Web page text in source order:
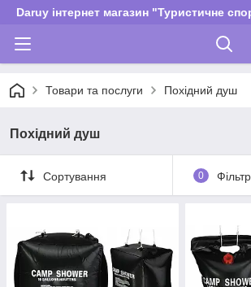
Daruy інтернет магазин "Туристичне
Товари та послуги Похідний душ
Похідний душ
Сортування 0